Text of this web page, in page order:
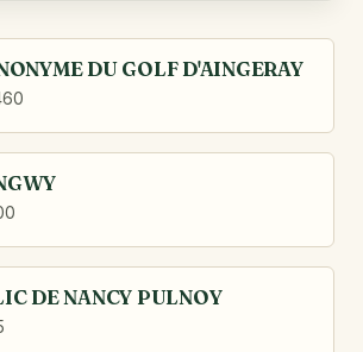
DU GOLF D'AINGERAY
DE NANCY PULNOY